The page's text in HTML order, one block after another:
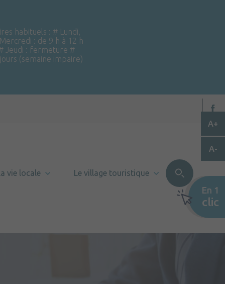
habituels : # Lundi,
: de 9 h à 12 h
Jeudi : fermeture #
(semaine impaire)
vie locale Le village touristique
A+
A-
En 1
clic